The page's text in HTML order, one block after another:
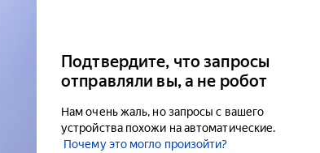
Подтвердите, что запросы
отправляли вы, а не робот
Нам очень жаль, но запросы с вашего
устройства похожи на автоматические.
Почему это могло произойти?